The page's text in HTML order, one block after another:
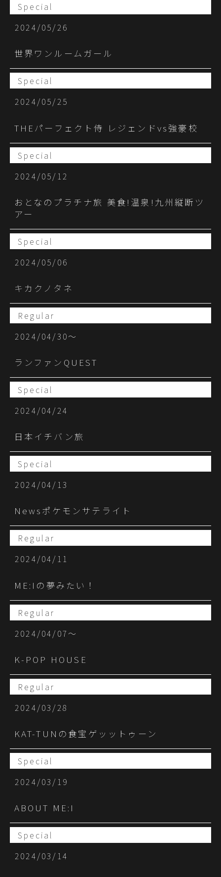
Special
2024/05/26
世界ワンルームガール
Special
2024/05/25
THEパーフェクト侍 レジェンドvs強豪校
Special
2024/05/12
おとなのプラチナ旅 美食!温泉!九州縦断ツ
アー
Special
2024/05/06
キカクノタネ
Regular
2024/04/30〜
ランファンQUEST
Special
2024/04/24
日本イチバン旅
Special
2024/04/13
Newsポケモンサテライト
Regular
2024/04/11
ME:Iの夢みたい！
Regular
2024/04/07〜
K-POP HOUSE
Regular
2024/03/28
KAT-TUNの食宝ゲッットゥーン
Special
2024/03/19
ABOUT ME:I
Special
2024/03/14